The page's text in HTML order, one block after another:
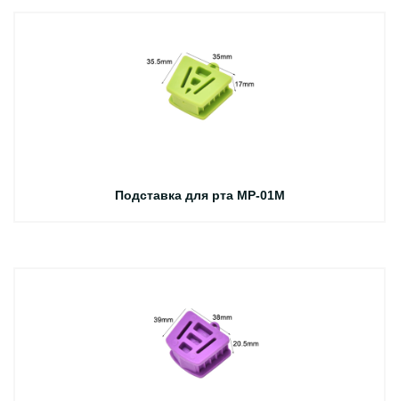
Подставка для рта MP-01M